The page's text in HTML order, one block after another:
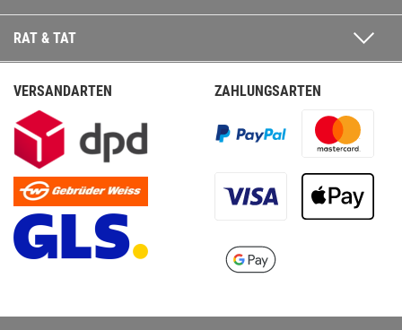
RAT & TAT
VERSANDARTEN ZAHLUNGSARTEN